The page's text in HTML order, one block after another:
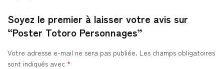
Soyez le premier à laisser votre avis sur
“Poster Totoro Personnages”
Votre adresse e-mail ne sera pas publiée. Les champs obligatoires
sont indiqués avec *